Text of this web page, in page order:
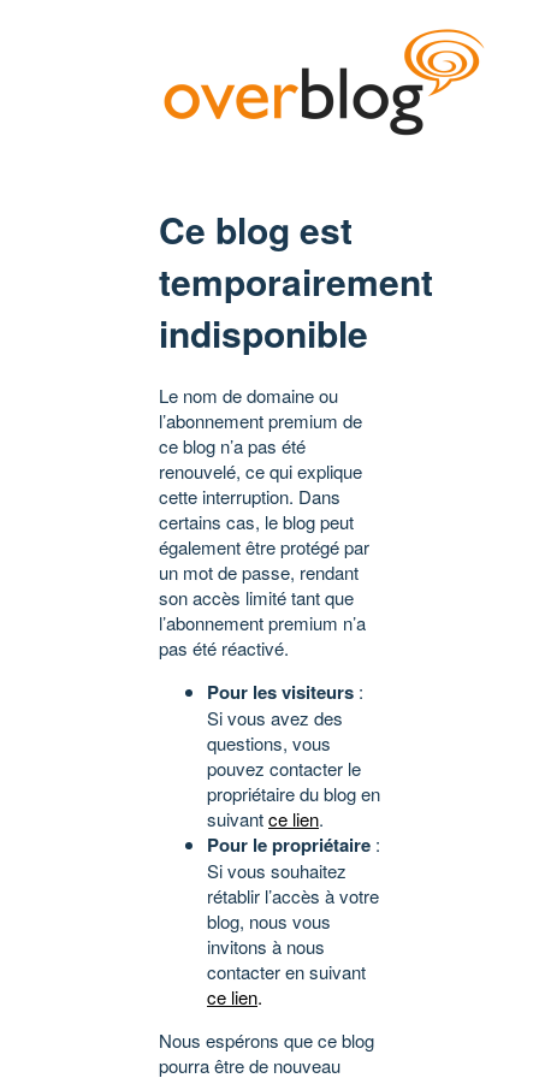
Ce blog est
temporairement
indisponible
Le nom de domaine ou
l’abonnement premium de
ce blog n’a pas été
renouvelé, ce qui explique
cette interruption. Dans
certains cas, le blog peut
également être protégé par
un mot de passe, rendant
son accès limité tant que
l’abonnement premium n’a
pas été réactivé.
Pour les visiteurs :
Si vous avez des
questions, vous
pouvez contacter le
propriétaire du blog en
suivantce lien.
Pour le propriétaire :
Si vous souhaitez
rétablir l’accès à votre
blog, nous vous
invitons à nous
contacter en suivant
ce lien.
Nous espérons que ce blog
pourra être de nouveau